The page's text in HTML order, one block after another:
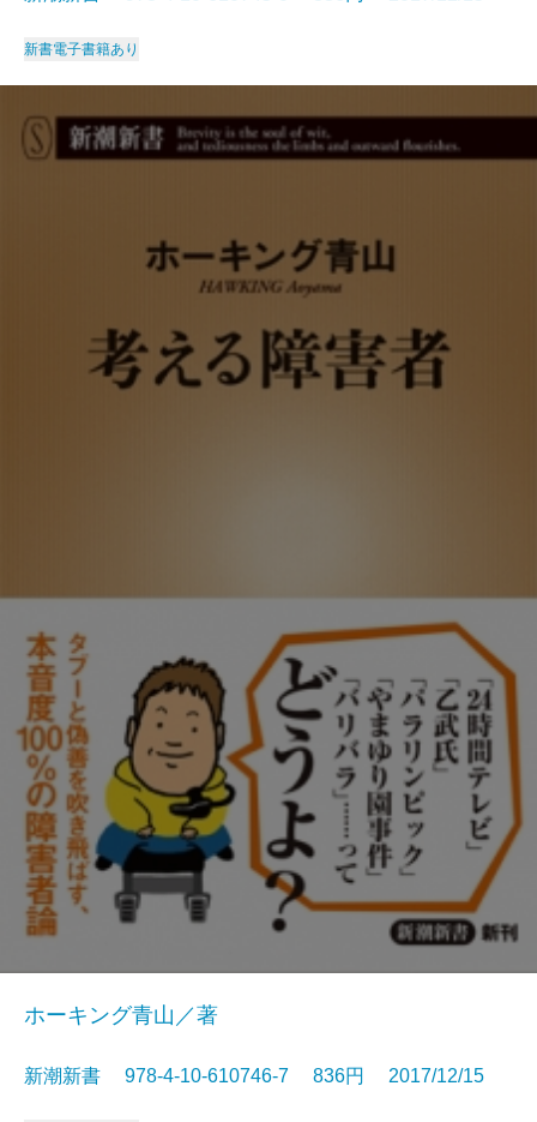
新書電子書籍あり
ホーキング青山／著
新潮新書 978-4-10-610746-7 836円 2017/12/15